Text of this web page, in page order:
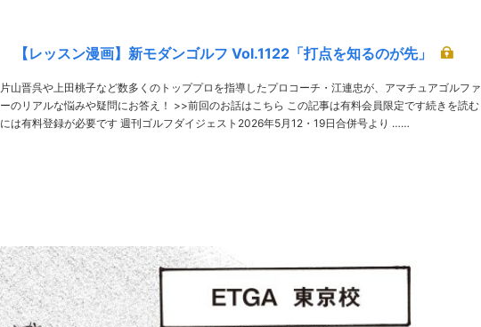
【レッスン漫画】新モダンゴルフ Vol.1122「打点を知るのが先」
片山晋呉や上田桃子など数多くのトッププロを指導したプロコーチ・江連忠が、アマチュアゴルファ
ーのリアルな悩みや疑問にお答え！ >>前回のお話はこちら この記事は有料会員限定です続きを読む
には有料登録が必要です 週刊ゴルフダイジェスト2026年5月12・19日合併号より ……